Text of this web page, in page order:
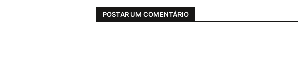
POSTAR UM COMENTÁRIO